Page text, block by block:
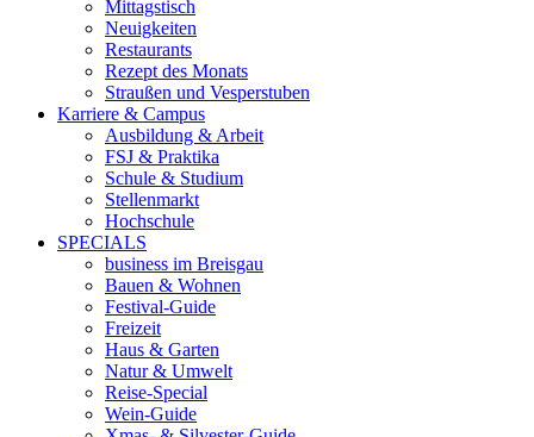
Mittagstisch
Neuigkeiten
Restaurants
Rezept des Monats
Straußen und Vesperstuben
Karriere & Campus
Ausbildung & Arbeit
FSJ & Praktika
Schule & Studium
Stellenmarkt
Hochschule
SPECIALS
business im Breisgau
Bauen & Wohnen
Festival-Guide
Freizeit
Haus & Garten
Natur & Umwelt
Reise-Special
Wein-Guide